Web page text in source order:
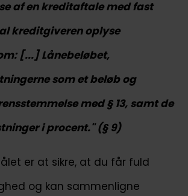
af en kreditaftale med fast
kreditgiveren oplyse
[...] Lånebeløbet,
som et beløb og
med § 13, samt de
i procent." (§ 9)
er at sikre, at du får fuld
og kan sammenligne